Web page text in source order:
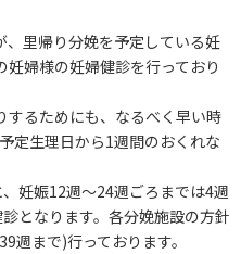
、里帰り分娩を予定している妊
婦様の妊婦健診を行っており
するためにも、なるべく早い時
定生理日から1週間のおくれな
妊娠12週～24週ごろまでは4週
となります。各分娩施設の方針
週まで)行っております。